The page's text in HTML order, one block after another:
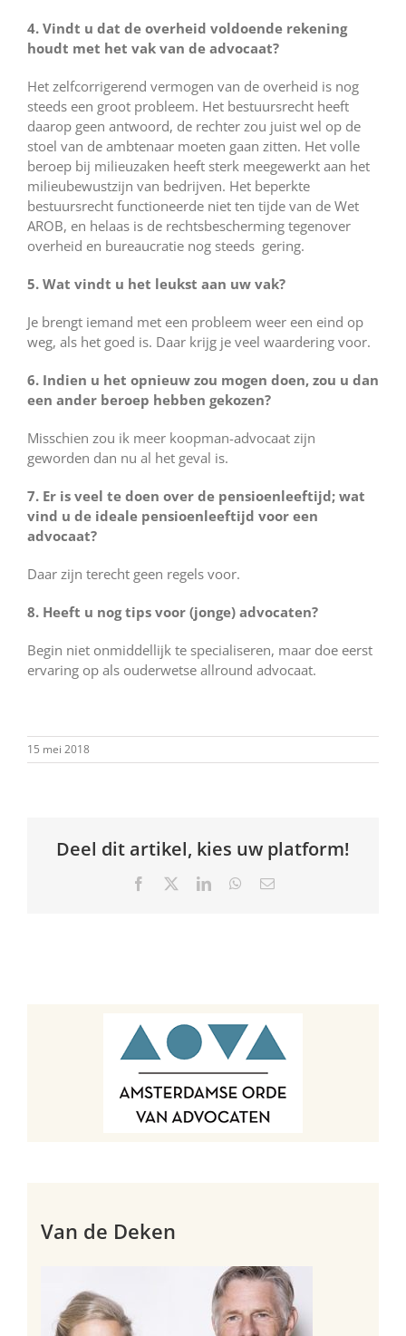
4. Vindt u dat de overheid voldoende rekening
houdt met het vak van de advocaat?
Het zelfcorrigerend vermogen van de overheid is nog
steeds een groot probleem. Het bestuursrecht heeft
daarop geen antwoord, de rechter zou juist wel op de
stoel van de ambtenaar moeten gaan zitten. Het volle
beroep bij milieuzaken heeft sterk meegewerkt aan het
milieubewustzijn van bedrijven. Het beperkte
bestuursrecht functioneerde niet ten tijde van de Wet
AROB, en helaas is de rechtsbescherming tegenover
overheid en bureaucratie nog steeds gering.
5. Wat vindt u het leukst aan uw vak?
Je brengt iemand met een probleem weer een eind op
weg, als het goed is. Daar krijg je veel waardering voor.
6. Indien u het opnieuw zou mogen doen, zou u dan
een ander beroep hebben gekozen?
Misschien zou ik meer koopman-advocaat zijn
geworden dan nu al het geval is.
7. Er is veel te doen over de pensioenleeftijd; wat
vind u de ideale pensioenleeftijd voor een
advocaat?
Daar zijn terecht geen regels voor.
8. Heeft u nog tips voor (jonge) advocaten?
Begin niet onmiddellijk te specialiseren, maar doe eerst
ervaring op als ouderwetse allround advocaat.
15 mei 2018
Deel dit artikel, kies uw platform!
Facebook LinkedInWhatsApp
E-
Van de Deken